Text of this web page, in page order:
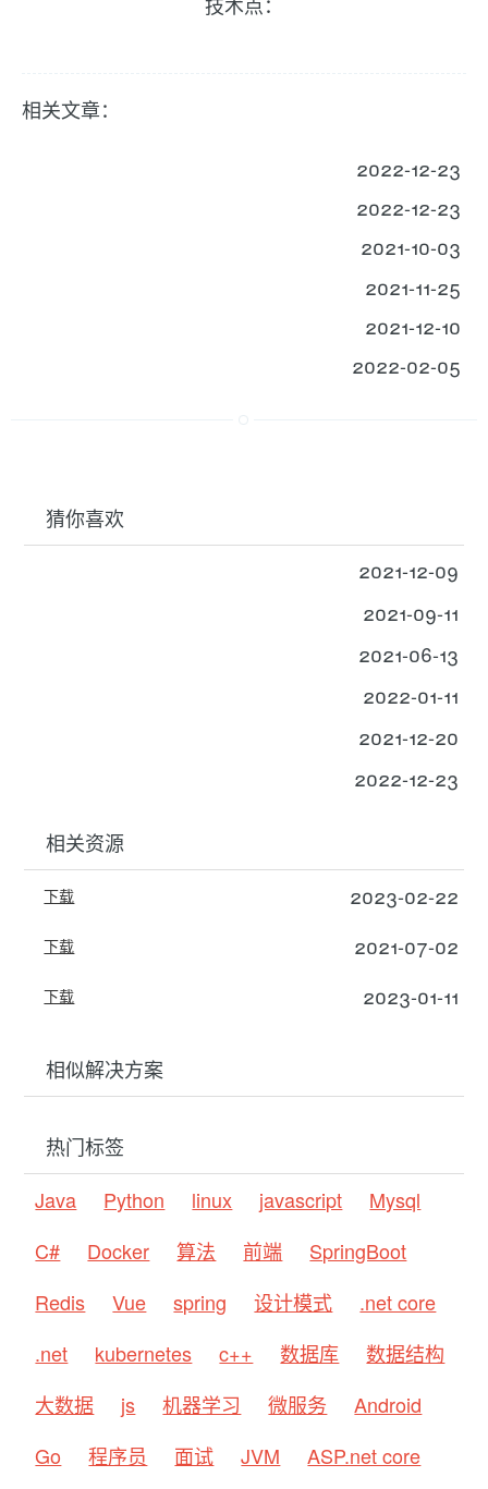
相关文章：
2022-12-23
2022-12-23
2021-10-03
2021-11-25
2021-12-10
2022-02-05
猜你喜欢
2021-12-09
2021-09-11
2021-06-13
2022-01-11
2021-12-20
2022-12-23
相关资源
下载 2023-02-22
下载 2021-07-02
下载 2023-01-11
相似解决方案
热门标签
Java
Python linux javascript
Mysql
C#
Docker 算法 前端
SpringBoot
Redis
Vue spring 设计模式
.net core
.net
kubernetes c++ 数据库
数据结构
大数据
js 机器学习 微服务
Android
Go
程序员 面试 JVM
ASP.net core